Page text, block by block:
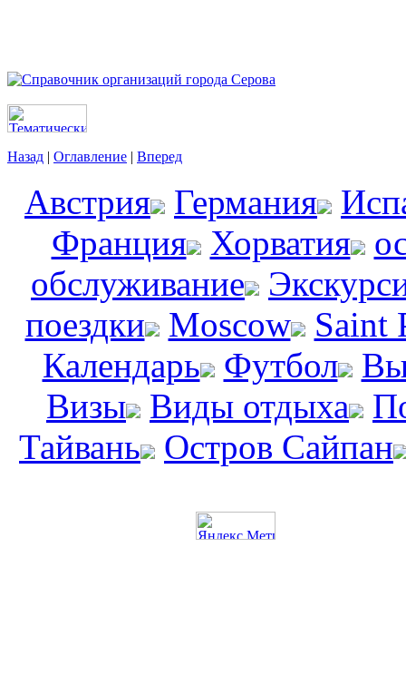
Назад | Оглавление | Вперед
Австрия Германия
Франция
Хорватия
обслуживание
поездки
Moscow
Saint
Календарь
Футбол
Визы
Виды отдыха
Тайвань
Остров Сайпан